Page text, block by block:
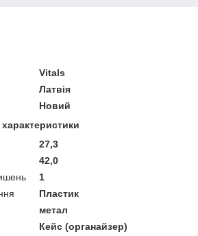
Vitals
Латвія
Новий
27,3
42,0
1
Пластик
метал
Кейс (органайзер)